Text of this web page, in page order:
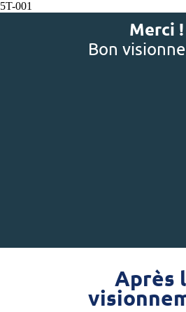
5T-001
Merci !
Bon
Après